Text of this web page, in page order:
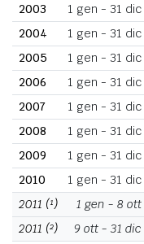
2003
1 gen - 31 dic
2004
1 gen - 31 dic
2005
1 gen - 31 dic
2006
1 gen - 31 dic
2007
1 gen - 31 dic
2008
1 gen - 31 dic
2009
1 gen - 31 dic
2010
1 gen - 31 dic
2011 (¹) 1 gen - 8 ott
2011 (²) 9 ott - 31 dic